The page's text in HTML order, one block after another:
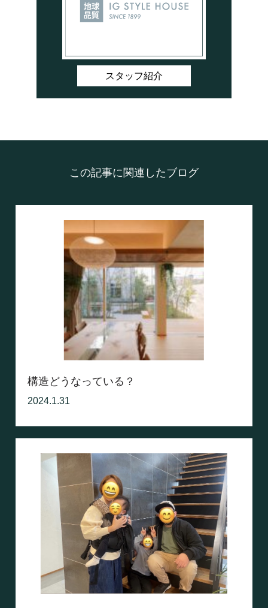
スタッフ紹介
この記事に関連したブログ
構造どうなっている？
2024.1.31